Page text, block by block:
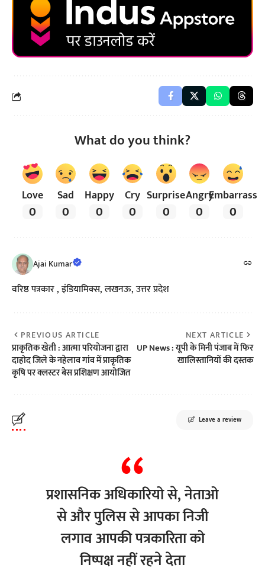
What do you think?
Love
0
Sad
0
Happy
0
Cry
0
Surprise
0
Angry
0
Embarrass
0
Ajai Kumar
वरिष्ठ पत्रकार , इंडियामिक्स, लखनऊ, उत्तर प्रदेश
PREVIOUS ARTICLE
प्राकृतिक खेती : आत्मा परियोजना द्वारा
दाहोद जिले के नहेलाव गांव में प्राकृतिक
कृषि पर क्लस्टर बेस प्रशिक्षण आयोजित
NEXT ARTICLE
UP News : यूपी के मिनी पंजाब में फिर
खालिस्तानियों की दस्तक
Leave a review
प्रशासनिक अधिकारियो से, नेताओ
से और पुलिस से आपका निजी
लगाव आपकी पत्रकारिता को
निष्पक्ष नहीं रहने देता